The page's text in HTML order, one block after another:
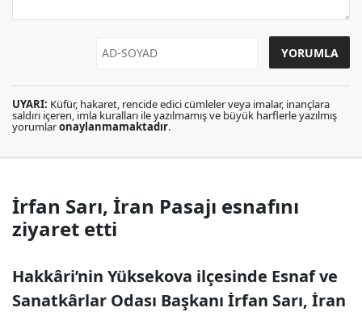
UYARI: Küfür, hakaret, rencide edici cümleler veya imalar, inançlara
saldırı içeren, imla kuralları ile yazılmamış ve büyük harflerle yazılmış
yorumlaronaylanmamaktadır.
İrfan Sarı, İran Pasajı esnafını
ziyaret etti
Hakkâri’nin Yüksekova ilçesinde Esnaf ve
Sanatkârlar Odası Başkanı İrfan Sarı, İran